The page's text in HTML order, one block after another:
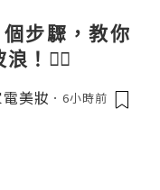
步驟，教你
！💇‍♀️
美妝 6小時前